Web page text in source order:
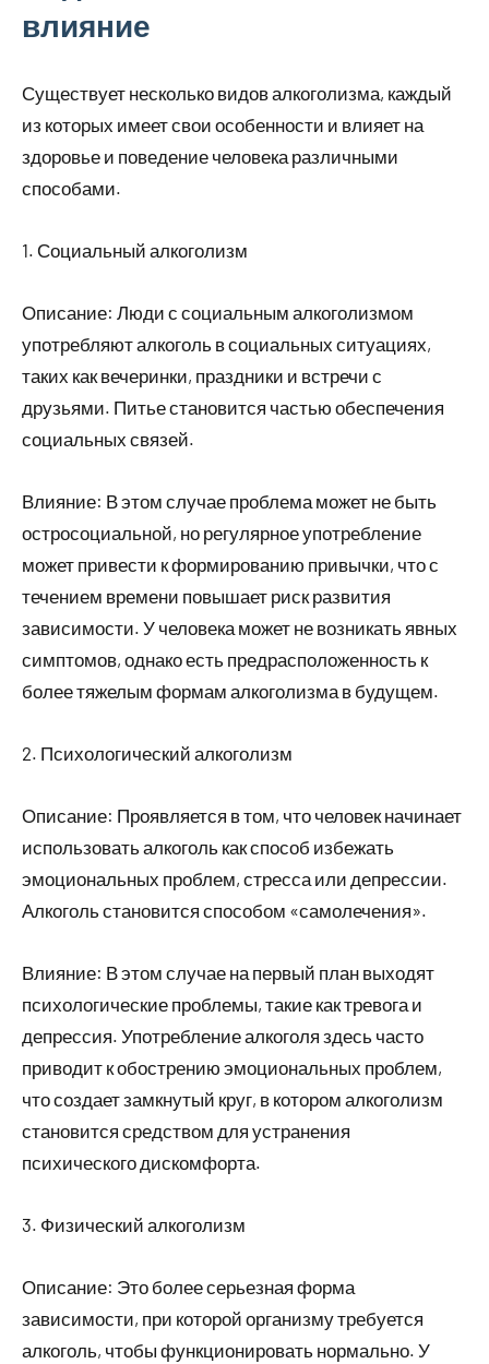
влияние
Существует несколько видов алкоголизма, каждый
из которых имеет свои особенности и влияет на
здоровье и поведение человека различными
способами.
1. Социальный алкоголизм
Описание: Люди с социальным алкоголизмом
употребляют алкоголь в социальных ситуациях,
таких как вечеринки, праздники и встречи с
друзьями. Питье становится частью обеспечения
социальных связей.
Влияние: В этом случае проблема может не быть
остросоциальной, но регулярное употребление
может привести к формированию привычки, что с
течением времени повышает риск развития
зависимости. У человека может не возникать явных
симптомов, однако есть предрасположенность к
более тяжелым формам алкоголизма в будущем.
2. Психологический алкоголизм
Описание: Проявляется в том, что человек начинает
использовать алкоголь как способ избежать
эмоциональных проблем, стресса или депрессии.
Алкоголь становится способом «самолечения».
Влияние: В этом случае на первый план выходят
психологические проблемы, такие как тревога и
депрессия. Употребление алкоголя здесь часто
приводит к обострению эмоциональных проблем,
что создает замкнутый круг, в котором алкоголизм
становится средством для устранения
психического дискомфорта.
3. Физический алкоголизм
Описание: Это более серьезная форма
зависимости, при которой организму требуется
алкоголь, чтобы функционировать нормально. У